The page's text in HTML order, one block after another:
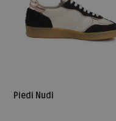
Piedi Nudi